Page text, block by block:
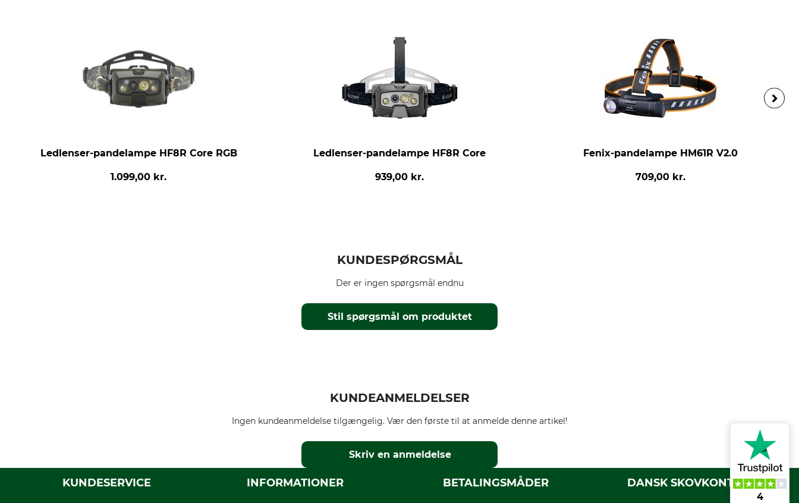
4
Ledlenser-pandelampe HF8R Core RGB
1.099,00 kr.
Ledlenser-pandelampe HF8R Core
939,00 kr.
Fenix-pandelampe HM61R V2.0
709,00 kr.
KUNDESPØRGSMÅL
Stil spørgsmål om produktet
Der er ingen spørgsmål endnu
KUNDEANMELDELSER
Ingen kundeanmeldelse tilgængelig. Vær den første til at anmelde denne artikel!
Skriv en anmeldelse
KUNDESERVICE INFORMATIONER BETALINGSMÅDER DANSK SKOVKONTOR